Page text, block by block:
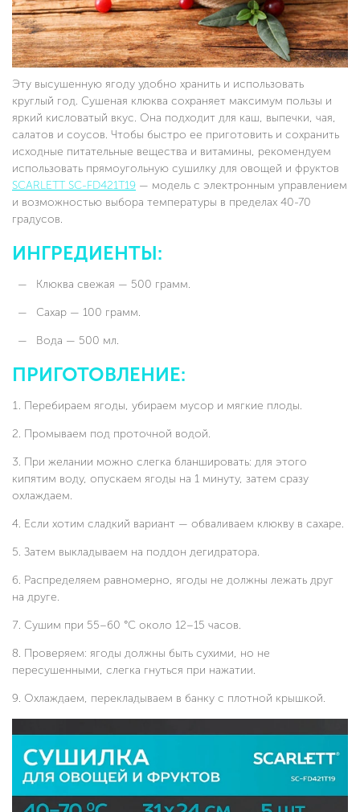
Эту высушенную ягоду удобно хранить и использовать
круглый год. Сушеная клюква сохраняет максимум пользы и
яркий кисловатый вкус. Она подходит для каш, выпечки, чая,
салатов и соусов. Чтобы быстро ее приготовить и сохранить
исходные питательные вещества и витамины, рекомендуем
использовать прямоугольную сушилку для овощей и фруктов
SCARLETT SC-FD421T19 — модель с электронным управлением
и возможностью выбора температуры в пределах 40-70
градусов.
ИНГРЕДИЕНТЫ:
Клюква свежая — 500 грамм.
Сахар — 100 грамм.
Вода — 500 мл.
ПРИГОТОВЛЕНИЕ:
Перебираем ягоды, убираем мусор и мягкие плоды.
Промываем под проточной водой.
При желании можно слегка бланшировать: для этого
кипятим воду, опускаем ягоды на 1 минуту, затем сразу
охлаждаем.
Если хотим сладкий вариант — обваливаем клюкву в сахаре.
Затем выкладываем на поддон дегидратора.
Распределяем равномерно, ягоды не должны лежать друг
на друге.
Сушим при 55–60 °C около 12–15 часов.
Проверяем: ягоды должны быть сухими, но не
пересушенными, слегка гнуться при нажатии.
Охлаждаем, перекладываем в банку с плотной крышкой.